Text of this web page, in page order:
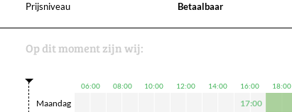
Prijsniveau
Betaalbaar
Op dit moment zijn wij:
06:00 08:00 10:00 12:00 14:00 16:00 18:00
Maandag 17:00